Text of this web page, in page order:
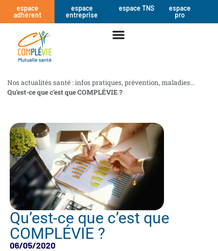
espace
adhérent
espace
entreprise
espace TNS
espace
pro
Nos actualités santé : infos pratiques, prévention, maladies…
Qu’est-ce que c’est que COMPLÉVIE ?
Qu’est-ce que c’est que
COMPLÉVIE ?
06/05/2020